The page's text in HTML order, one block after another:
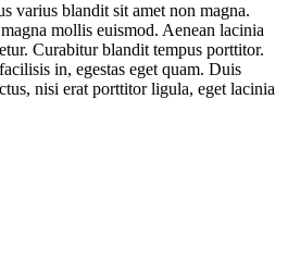
varius blandit sit amet non magna.
mollis euismod. Aenean lacinia
Curabitur blandit tempus porttitor.
in, egestas eget quam. Duis
nisi erat porttitor ligula, eget lacinia